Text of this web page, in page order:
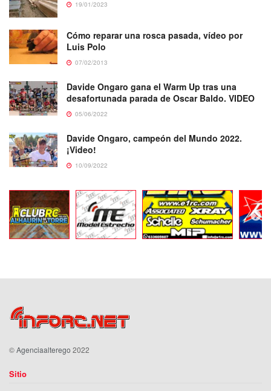
19/01/2023
Cómo reparar una rosca pasada, vídeo por
Luis Polo
07/02/2013
Davide Ongaro gana el Warm Up tras una
desafortunada parada de Oscar Baldo. VIDEO
05/06/2022
Davide Ongaro, campeón del Mundo 2022.
¡Video!
10/09/2022
©Agenciaalterego 2022
Sitio